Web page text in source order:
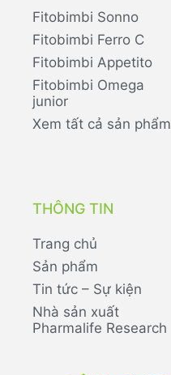
Fitobimbi Sonno
Fitobimbi Ferro C
Fitobimbi Appetito
Fitobimbi Omega
junior
Xem tất cả sản phẩm
THÔNG TIN
Trang chủ
Sản phẩm
Tin tức – Sự kiện
Nhà sản xuất
Pharmalife Research